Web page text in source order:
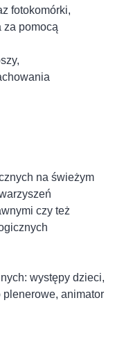
fotokomórki,
za pomocą
na świeżym
czy też
występy dzieci,
plenerowe, animator